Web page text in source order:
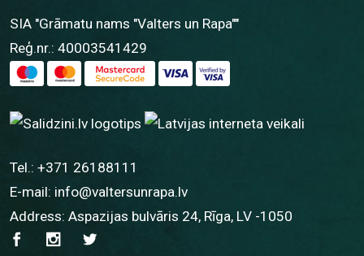
SIA "Grāmatu nams "Valters un Rapa""
Reģ.nr.: 40003541429
Tel.: +371 26188111
E-mail: info@valtersunrapa.lv
Address: Aspazijas bulvāris 24, Rīga, LV -1050